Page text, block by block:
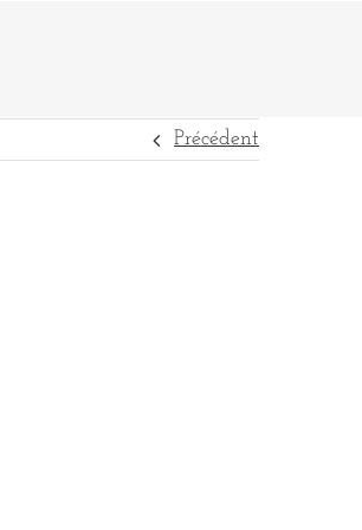
Précédent